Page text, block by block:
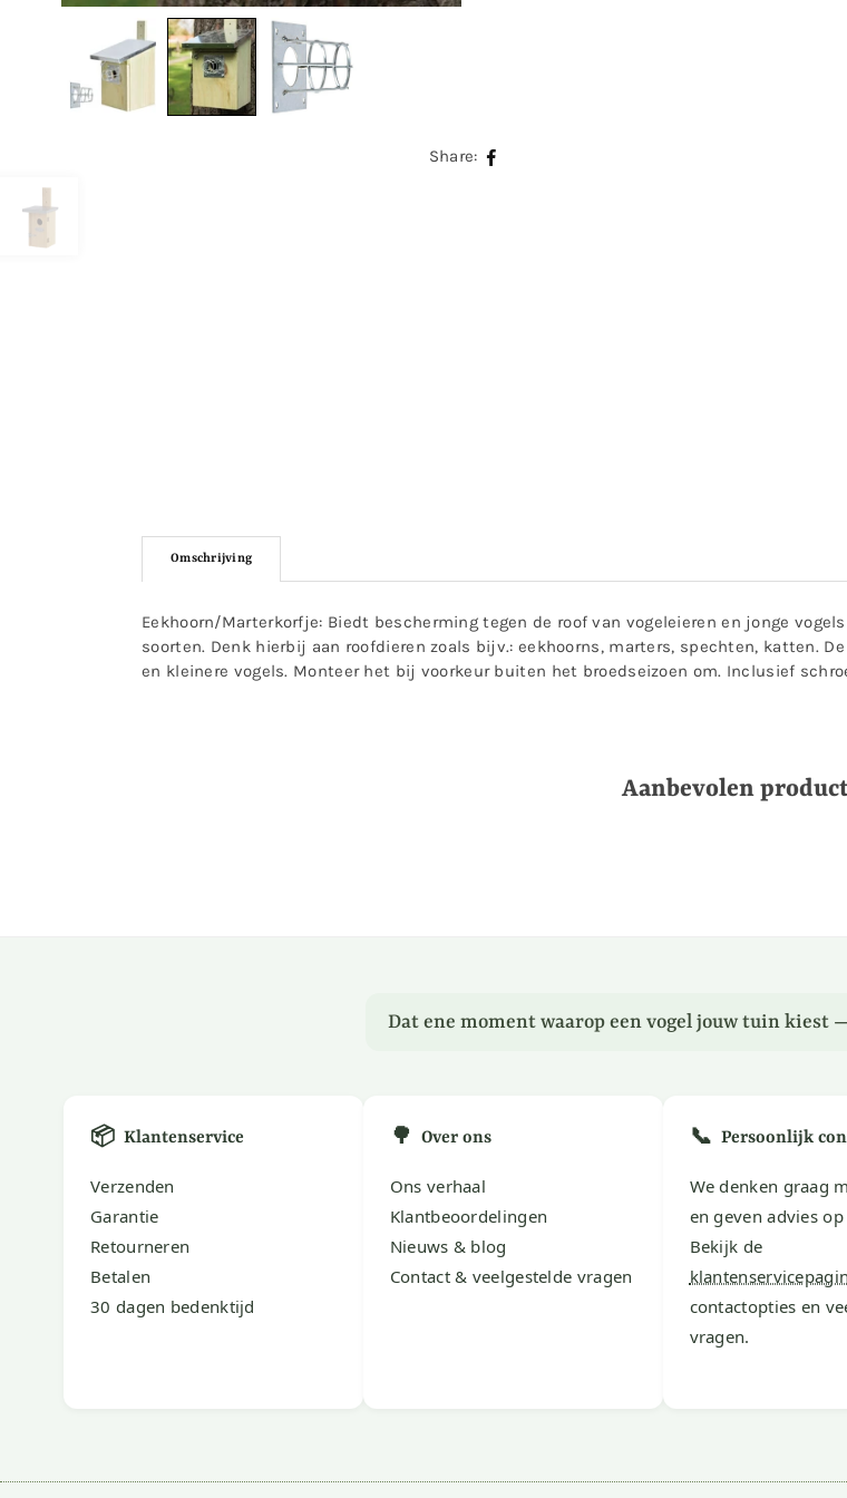
Share:
Omschrijving
Eekhoorn/Marterkorfje: Biedt bescherming tegen de roof van vogeleieren en jonge
soorten. Denk hierbij aan roofdieren zoals bijv.: eekhoorns, marters, spechten, katten.
en kleinere vogels. Monteer het bij voorkeur buiten het broedseizoen om. Inclusief
Aanbevolen
Dat ene moment waarop een vogel jouw tuin kiest
📦 Klantenservice
Verzenden
Garantie
Retourneren
Betalen
30 dagen bedenktijd
🌳 Over ons
Ons verhaal
Klantbeoordelingen
Nieuws & blog
Contact & veelgestelde vragen
📞 Persoonlijk
We denken graag
en geven advies
Bekijk de
contactopties en
vragen.